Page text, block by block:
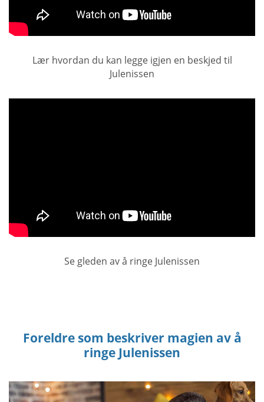
Lær hvordan du kan legge igjen en beskjed til
Julenissen
Se gleden av å ringe Julenissen
Foreldre som beskriver magien av å
ringe Julenissen